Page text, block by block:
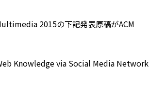
2015の下記発表原稿がACM
Knowledge via Social Media Network